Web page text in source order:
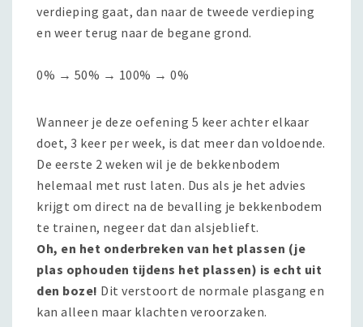
verdieping gaat, dan naar de tweede verdieping
en weer terug naar de begane grond.
0% → 50% → 100% → 0%
Wanneer je deze oefening 5 keer achter elkaar
doet, 3 keer per week, is dat meer dan voldoende.
De eerste 2 weken wil je de bekkenbodem
helemaal met rust laten. Dus als je het advies
krijgt om direct na de bevalling je bekkenbodem
te trainen, negeer dat dan alsjeblieft.
Oh, en het onderbreken van het plassen (je
plas ophouden tijdens het plassen) is echt uit
den boze! Dit verstoort de normale plasgang en
kan alleen maar klachten veroorzaken.